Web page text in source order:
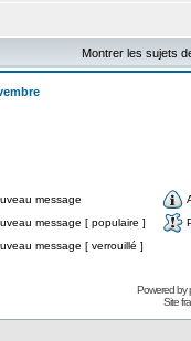
Montrer les sujets
message
message [ populaire ]
message [ verrouillé ]
Powered by
Site